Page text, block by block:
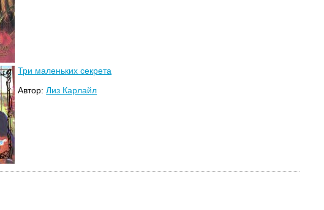
Три маленьких секрета
Автор:Лиз Карлайл